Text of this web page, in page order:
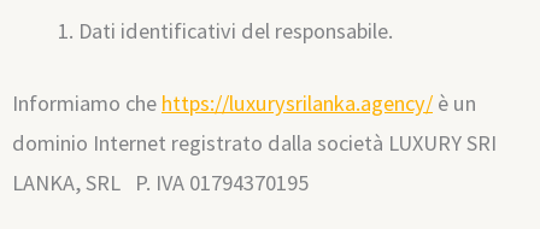
Dati identificativi del responsabile.
Informiamo che https://luxurysrilanka.agency/ è un
dominio Internet registrato dalla società LUXURY SRI
LANKA, SRL P. IVA 01794370195